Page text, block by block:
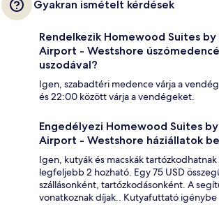
Gyakran ismételt kérdések
Rendelkezik Homewood Suites
Airport - Westshore
uszodával?
Igen, szabadtéri medence várja a
és 22:00 között várja a vendégeket.
Engedélyezi Homewood Suites
Airport - Westshore háziállatok
Igen, kutyák és macskák tartózkodhatnak
legfeljebb 2 hozható. Egy 75 USD
szállásonként, tartózkodásonként. A
vonatkoznak díjak.. Kutyafuttató